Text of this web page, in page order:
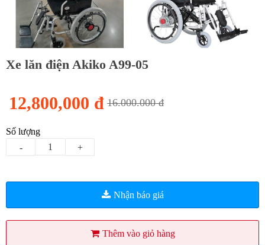
Xe lăn điện Akiko A99-05
12,800,000 đ 16.000.000 đ
Số lượng
-
+
Nhận báo giá
Thêm vào giỏ hàng